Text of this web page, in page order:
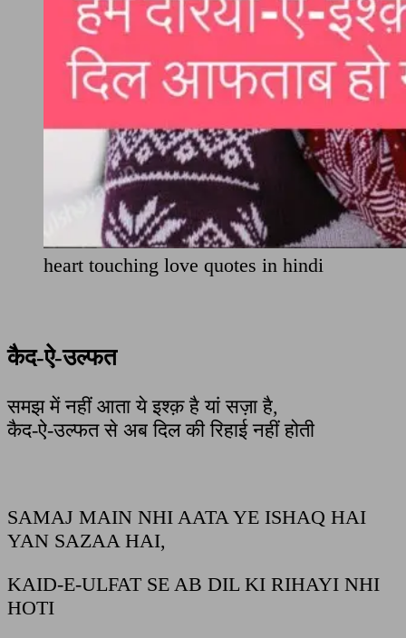
heart touching love quotes in hindi
कैद-ऐ-उल्फत
समझ में नहीं आता ये इश्क़ है यां सज़ा है,
कैद-ऐ-उल्फत से अब दिल की रिहाई नहीं होती
SAMAJ MAIN NHI AATA YE ISHAQ HAI
YAN SAZAA HAI,
KAID-E-ULFAT SE AB DIL KI RIHAYI NHI
HOTI